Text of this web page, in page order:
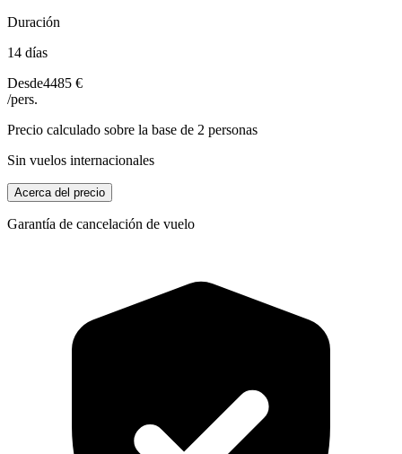
Duración
14 días
Desde4485 €
/pers.
Precio calculado sobre la base de 2 personas
Sin vuelos internacionales
Acerca del precio
Garantía de cancelación de vuelo